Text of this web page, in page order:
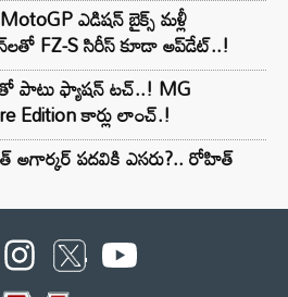
ఎడిషన్ బైక్స్ మళ్లీ
FZ-S సిరీస్ కూడా అప్‌డేట్..!
పాటు ఫ్యాషన్ టచ్..! MG
Edition కార్లు లాంచ్.!
అగార్కర్ పదవికి ఎసరు?.. రోహిత్